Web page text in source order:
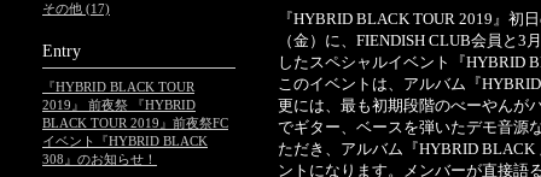
『HYBRID BLACK TOUR 2019』初
（金）に、FIENDISH CLUB会員と
したスペシャルイベント『HYBRID
このイベントは、アルバム『
更には、最も初期段階のべーやんが
でギター、ベースを弾いたデモ音源
ただき、アルバム『HYBRID
ントになります。メンバーが直接語
その他 (17)
Entry
『HYBRID BLACK TOUR
2019』 前夜祭 『HYBRID
BLACK TOUR 2019』前夜祭FC
イベント『HYBRID BLACK
308』のお知らせ！